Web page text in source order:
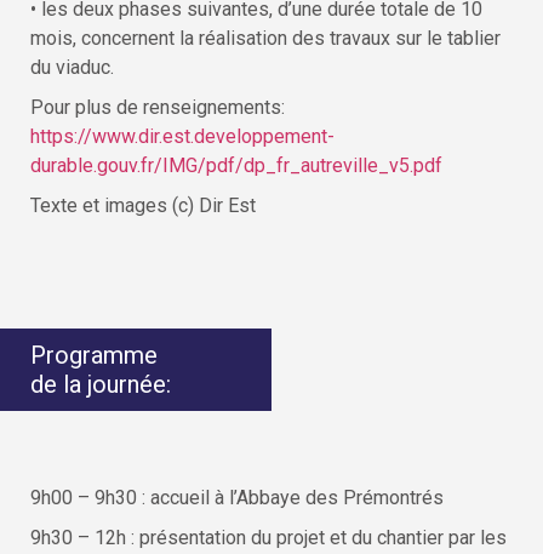
• les deux phases suivantes, d’une durée totale de 10
mois, concernent la réalisation des travaux sur le tablier
du viaduc.
Pour plus de renseignements:
https://www.dir.est.developpement-
durable.gouv.fr/IMG/pdf/dp_fr_autreville_v5.pdf
Texte et images (c) Dir Est
Programme
de la journée:
9h00 – 9h30 : accueil à l’Abbaye des Prémontrés
9h30 – 12h : présentation du projet et du chantier par les